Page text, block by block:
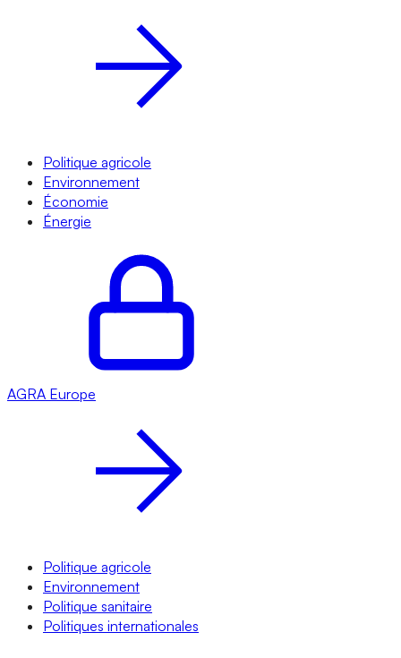
Politique agricole
Environnement
Économie
Énergie
AGRA Europe
Politique agricole
Environnement
Politique sanitaire
Politiques internationales